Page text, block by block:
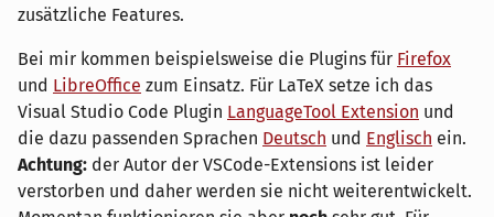
zusätzliche Features.
Bei mir kommen beispielsweise die Plugins für Firefox
und LibreOffice zum Einsatz. Für LaTeX setze ich das
Visual Studio Code Plugin LanguageTool Extension und
die dazu passenden Sprachen Deutsch und Englisch ein.
Achtung: der Autor der VSCode-Extensions ist leider
verstorben und daher werden sie nicht weiterentwickelt.